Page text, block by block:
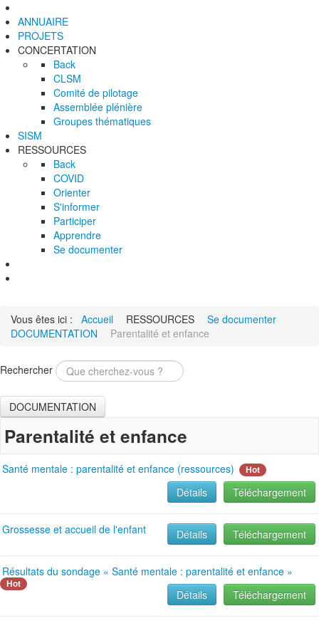
ANNUAIRE
PROJETS
CONCERTATION
Back
CLSM
Comité de pilotage
Assemblée plénière
Groupes thématiques
SISM
RESSOURCES
Back
COVID
Orienter
S'informer
Participer
Apprendre
Se documenter
Vous êtes ici : Accueil RESSOURCES
Se documenter
DOCUMENTATION
Parentalité et enfance
Rechercher
DOCUMENTATION
Parentalité et enfance
Santé mentale : parentalité et enfance (ressources) Hot
Téléchargement
Détails
Grossesse et accueil de l'enfant Téléchargement
Détails
Résultats du sondage « Santé mentale : parentalité et enfance »
Hot
Téléchargement
Détails